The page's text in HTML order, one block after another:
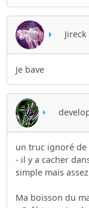
Jireck
Je bave
un truc ignoré de
- il y a cacher
simple mais
Ma boisson du